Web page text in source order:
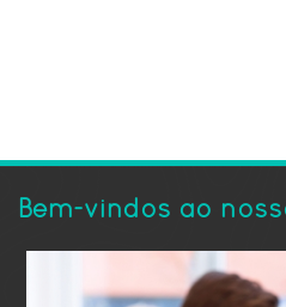
Bem-vindos ao